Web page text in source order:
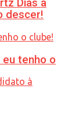
Dias à
descer!
tenho o